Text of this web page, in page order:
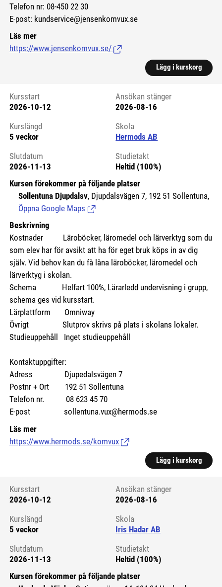
Telefon nr: 08-450 22 30
E-post: kundservice@jensenkomvux.se
Läs mer
https://www.jensenkomvux.se/ (Länk till extern sida.)
Lägg i kurskorg
Kursstart 6176200
Kursstart
2026-10-12
Ansökan stänger
2026-08-16
Kurslängd
5 veckor
Skola
Hermods AB
Slutdatum
2026-11-13
Studietakt
Heltid (100%)
Kursen förekommer på följande platser
Sollentuna Djupdalsv, Djupdalsvägen 7, 192 51 Sollentuna,
Öppna Google Maps (Länk till extern sida.)
Beskrivning
Kostnader
Läroböcker, läromedel och lärverktyg som du
som elev har för avsikt att ha för eget bruk köps in av dig
själv. Vid behov kan du få låna läroböcker, läromedel och
lärverktyg i skolan.
Schema Helfart 100%, Lärarledd undervisning i grupp,
schema ges vid kursstart.
Lärplattform Omniway
Övrigt Slutprov skrivs på plats i skolans lokaler.
Studieuppehåll Inget studieuppehåll
Kontaktuppgifter:
Adress Djupedalsvägen 7
Postnr + Ort 192 51 Sollentuna
Telefon nr. 08 623 45 70
E-post sollentuna.vux@hermods.se
Läs mer
https://www.hermods.se/komvux (Länk till extern sida.)
Lägg i kurskorg
Kursstart 6258694
Kursstart
2026-10-12
Ansökan stänger
2026-08-16
Kurslängd
5 veckor
Skola
Iris Hadar AB
Slutdatum
2026-11-13
Studietakt
Heltid (100%)
Kursen förekommer på följande platser